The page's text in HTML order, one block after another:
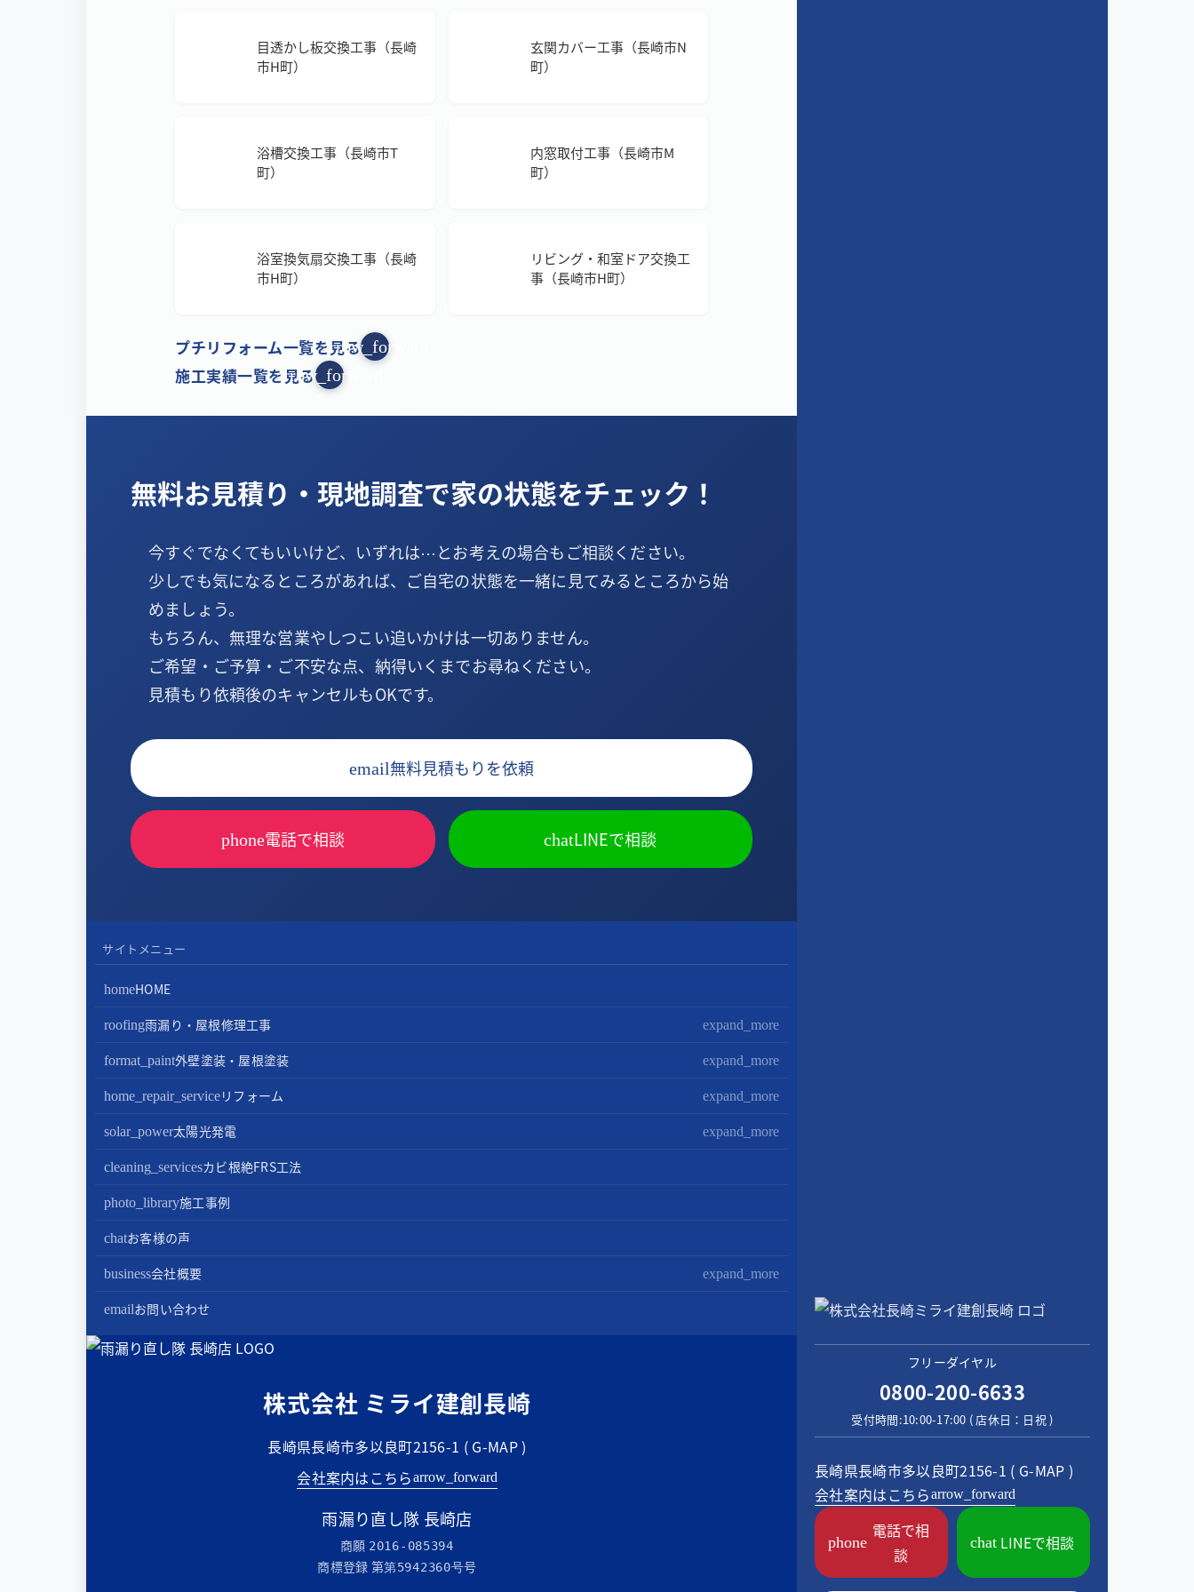
目透かし板交換工事（長崎
市H町）
玄関カバー工事（長崎市N
町）
浴槽交換工事（長崎市T
町）
内窓取付工事（長崎市M
町）
浴室換気扇交換工事（長崎
市H町）
リビング・和室ドア交換工
事（長崎市H町）
arrow_forward
プチリフォーム一覧を見る
arrow_forward
施工実績一覧を見る
無料お見積り・現地調査で家の状態をチェック！
今すぐでなくてもいいけど、いずれは⋯とお考えの場合もご相談ください。
少しでも気になるところがあれば、ご自宅の状態を一緒に見てみるところから始
めましょう。
もちろん、無理な営業やしつこい追いかけは一切ありません。
ご希望・ご予算・ご不安な点、納得いくまでお尋ねください。
見積もり依頼後のキャンセルもOKです。
email無料見積もりを依頼
phone電話で相談 chatLINEで相談
サイトメニュー
homeHOME
roofing雨漏り・屋根修理工事 expand_more
屋根修理・屋根工事
屋根カバー工法
屋根葺き替え・葺き直し
format_paint外壁塗装・屋根塗装 expand_more
外壁塗装
屋根塗装
屋根塗装+外壁塗装がお得
home_repair_serviceリフォーム expand_more
キッチンリフォーム
バスルームリフォーム
トイレリフォーム
solar_power太陽光発電 expand_more
太陽光パネル設置
蓄電池設置
cleaning_servicesカビ根絶FRS工法
photo_library施工事例
chatお客様の声
business会社概要 expand_more
会社案内
スタッフ紹介
emailお問い合わせ
株式会社 ミライ建創長崎
長崎県長崎市多以良町2156-1 ( G-MAP)
会社案内はこちらarrow_forward
雨漏り直し隊 長崎店
商願 2016-085394
商標登録 第第5942360号号
フリーダイヤル
0800-200-6633
受付時間:10:00-17:00 ( 店休日：日祝 )
長崎県長崎市多以良町2156-1 ( G-MAP )
会社案内はこちらarrow_forward
phone
電話で相
談
chat LINEで相談